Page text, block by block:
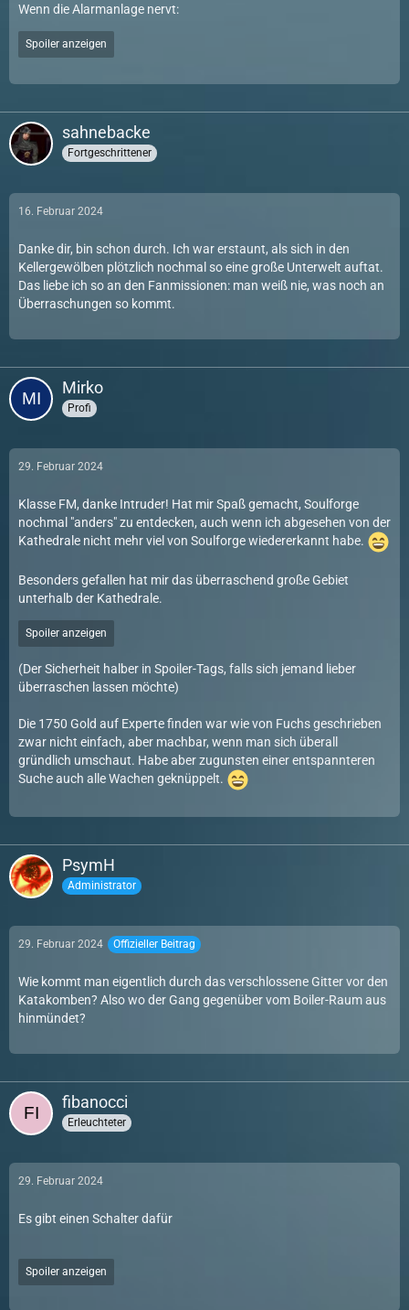
Wenn die Alarmanlage nervt:
Spoiler anzeigen
sahnebacke
Fortgeschrittener
16. Februar 2024
Danke dir, bin schon durch. Ich war erstaunt, als sich in den
Kellergewölben plötzlich nochmal so eine große Unterwelt auftat.
Das liebe ich so an den Fanmissionen: man weiß nie, was noch an
Überraschungen so kommt.
Mirko
Profi
29. Februar 2024
Klasse FM, danke Intruder! Hat mir Spaß gemacht, Soulforge
nochmal "anders" zu entdecken, auch wenn ich abgesehen von der
Kathedrale nicht mehr viel von Soulforge wiedererkannt habe.
Besonders gefallen hat mir das überraschend große Gebiet
unterhalb der Kathedrale.
Spoiler anzeigen
(Der Sicherheit halber in Spoiler-Tags, falls sich jemand lieber
überraschen lassen möchte)
Die 1750 Gold auf Experte finden war wie von Fuchs geschrieben
zwar nicht einfach, aber machbar, wenn man sich überall
gründlich umschaut. Habe aber zugunsten einer entspannteren
Suche auch alle Wachen geknüppelt.
PsymH
Administrator
29. Februar 2024 Offizieller Beitrag
Wie kommt man eigentlich durch das verschlossene Gitter vor den
Katakomben? Also wo der Gang gegenüber vom Boiler-Raum aus
hinmündet?
fibanocci
Erleuchteter
29. Februar 2024
Es gibt einen Schalter dafür
Spoiler anzeigen